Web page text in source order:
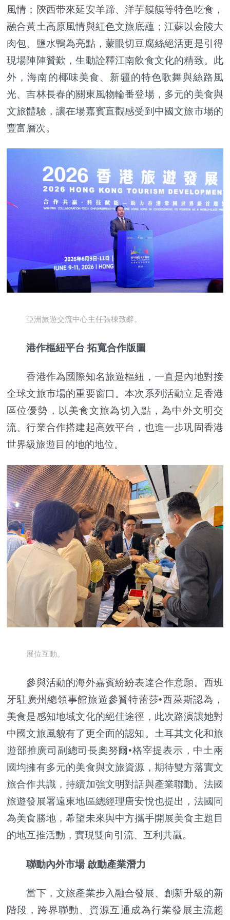
風情；陝西带來延安羊蹄、洋芋饃饃等特色吃食，
融合黃土高原風情與紅色文旅底蘊；江蘇以金陵大
肉包、鹽水鴨為亮點，蒙眼切豆腐絲絕活更是引得
現場陣陣贊歎，生動詮釋江南飲食文化的精致。此
外，海南的椰味美食、新疆的特色歌舞與絲路風
光、吉林長春的關東風物輪番登場，多元的美食與
文旅體驗，讓在場嘉賓直觀感受到中國文旅市場的
豐富層次。
亞洲旅遊交流中心主任張棟致辭。
港作樞紐平台 拓寬合作版圖
香港作為國際知名旅遊樞紐，一直是內地對接
全球文旅市場的重要窗口。本次系列活動立足香港
區位優勢，以美食文旅為切入點，為中外文明交
流、行業合作搭建起高效平台，也進一步巩固香港
世界級旅遊目的地的地位。
展位互動。
參與活動的海外嘉賓紛紛表達合作意願。西班
牙駐廣州總領事館旅遊參贊特蕾莎•西萊斯認為，
美食是感知地域文化的絕佳途徑，此次路演讓她對
中國文旅風貌有了更全面的認知。土耳其文化和旅
遊部推廣司副總司長奧努爾•格宰提表示，中土兩
國均擁有多元的美食與文旅資源，期待雙方落實文
旅合作共識，持續加強文明對話與產業聯動。法國
旅遊發展署遠東地區總經理唐安悅也提出，法國同
為美食勝地，希望未來與中方攜手開展美食主題目
的地互推活動，實現雙向引流、互利共贏。
聯動內外市場 啟動產業潛力
當下，文旅產業步入融合發展、創新升級的新
階段，跨界聯動、資源互通成為行業發展主流趨